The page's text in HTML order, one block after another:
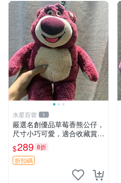
水星百貨 1
嚴選名創優品草莓香熊公仔，
尺寸小巧可愛，適合收藏賞玩
30cm 玩具 公仔 草莓熊
$289 8折
折扣碼